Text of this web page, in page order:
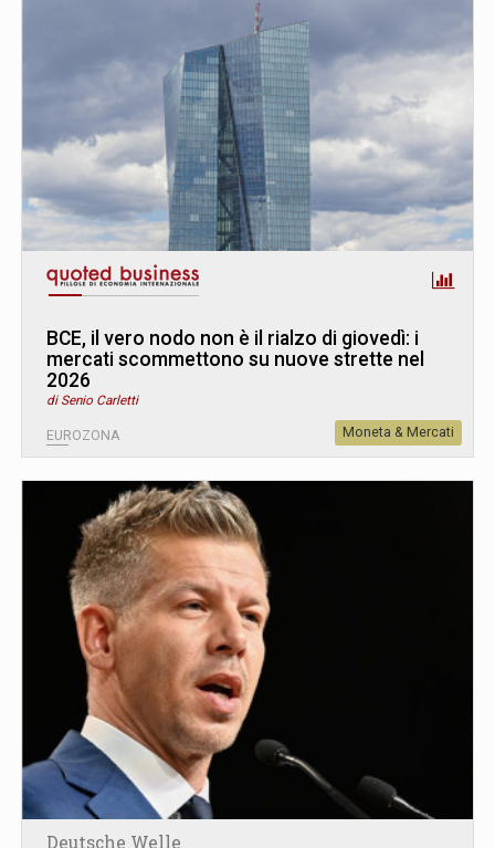
BCE, il vero nodo non è il rialzo di giovedì: i
mercati scommettono su nuove strette nel
2026
di Senio Carletti
EUROZONA Moneta & Mercati
Deutsche Welle